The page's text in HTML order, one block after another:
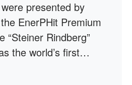
presented by
EnerPHit Premium
“Steiner Rindberg”
the world’s first…